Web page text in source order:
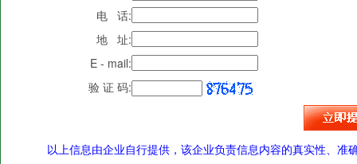
电 话:
地 址:
E - mail:
验 证 码:
以上信息由企业自行提供，该企业负责信息内容的真实性、准